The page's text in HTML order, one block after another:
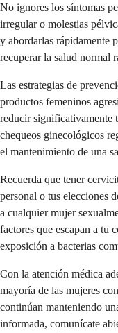
No ignores los síntomas
irregular o molestias
y abordarlas rápidamente
recuperar la salud normal
Las estrategias de
productos femeninos
reducir significativamente
chequeos ginecológicos
el mantenimiento de una
Recuerda que tener
personal o tus elecciones
a cualquier mujer
factores que escapan a tu
exposición a bacterias
Con la atención médica
mayoría de las mujeres
continúan manteniendo
informada, comunícate